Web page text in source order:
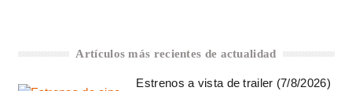
Artículos más recientes de actualidad
Estrenos a vista de trailer (7/8/2026)